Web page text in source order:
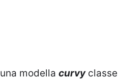
una modella curvyclasse